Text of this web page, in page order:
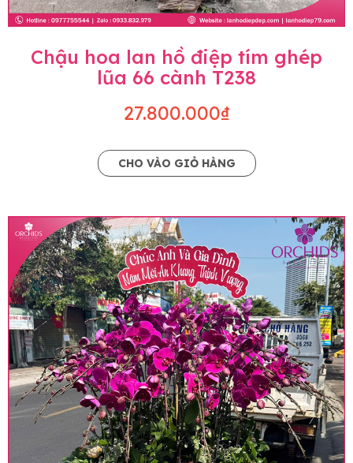
Chậu hoa lan hồ điệp tím ghép
lũa 66 cành T238
27.800.000₫
CHO VÀO GIỎ HÀNG